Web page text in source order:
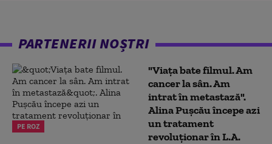
PARTENERII NOȘTRI
PE ROZ
"Viața bate filmul. Am
cancer la sân. Am
intrat în metastază".
Alina Pușcău începe azi
un tratament
revoluționar în L.A.